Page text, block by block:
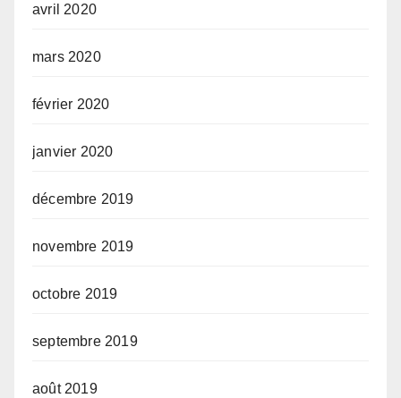
avril 2020
mars 2020
février 2020
janvier 2020
décembre 2019
novembre 2019
octobre 2019
septembre 2019
août 2019